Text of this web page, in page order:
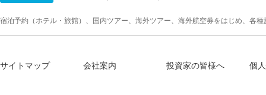
宿泊予約（ホテル・旅館）、国内ツアー、海外ツアー、海外航空券をはじめ、各
サイトマップ 会社案内 投資家の皆様へ 個